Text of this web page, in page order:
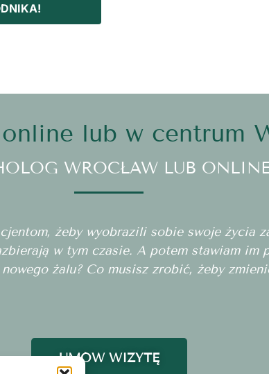
lub w centrum
WROCŁAW LUB
żeby wyobrazili sobie swoje życia
w tym czasie. A potem stawiam im
żalu? Co musisz zrobić, żeby
UMÓW WIZYTĘ